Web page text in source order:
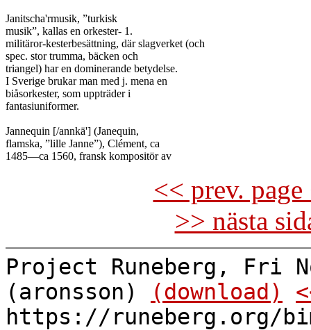
Janitscha'rmusik, ”turkisk
musik”, kallas en orkester- 1.
militäror-kesterbesättning, där slagverket (och
spec. stor trumma, bäcken och
triangel) har en dominerande betydelse.
I Sverige brukar man med j. mena en
biåsorkester, som uppträder i
fantasiuniformer.
Jannequin [/annkä'] (Janequin,
flamska, ”lille Janne”), Clément, ca
<< prev.
>> nästa
Project Runeberg, Fri
(aronsson)
(download)
https://runeberg.org/